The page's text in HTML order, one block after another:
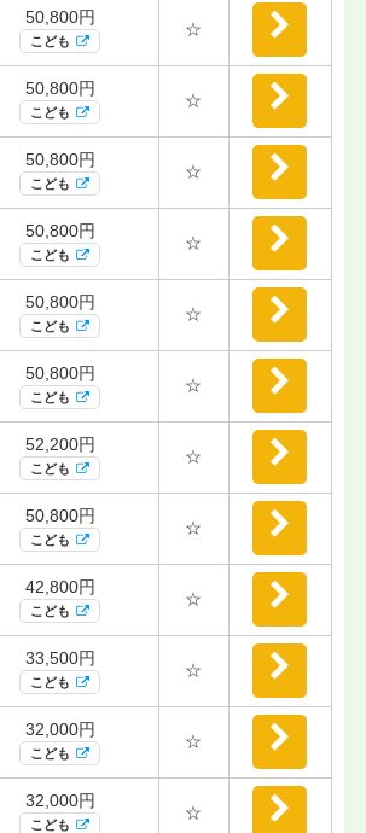
50,800円
こども
☆
50,800円
こども
☆
50,800円
こども
☆
50,800円
こども
☆
50,800円
こども
☆
50,800円
こども
☆
52,200円
こども
☆
50,800円
こども
☆
42,800円
こども
☆
33,500円
こども
☆
32,000円
こども
☆
32,000円
こども
☆